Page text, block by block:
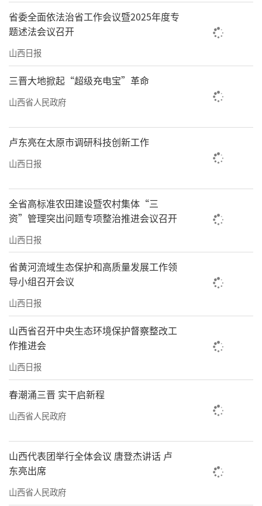
省委全面依法治省工作会议暨2025年度专
题述法会议召开
山西日报
三晋大地掀起“超级充电宝”革命
山西省人民政府
卢东亮在太原市调研科技创新工作
山西日报
全省高标准农田建设暨农村集体“三
资”管理突出问题专项整治推进会议召开
山西日报
省黄河流域生态保护和高质量发展工作领
导小组召开会议
山西日报
山西省召开中央生态环境保护督察整改工
作推进会
山西日报
春潮涌三晋 实干启新程
山西省人民政府
山西代表团举行全体会议 唐登杰讲话 卢
东亮出席
山西省人民政府